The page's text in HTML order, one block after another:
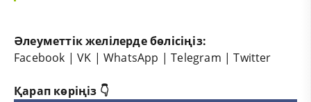
Әлеуметтік желілерде бөлісіңіз:
Facebook |VK |WhatsApp |Telegram |Twitter
Қарап көріңіз 👇